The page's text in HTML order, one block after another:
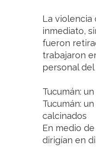
La violencia
inmediato,
fueron
trabajaron
personal
Tucumán:
Tucumán:
calcinados
En medio
dirigían en